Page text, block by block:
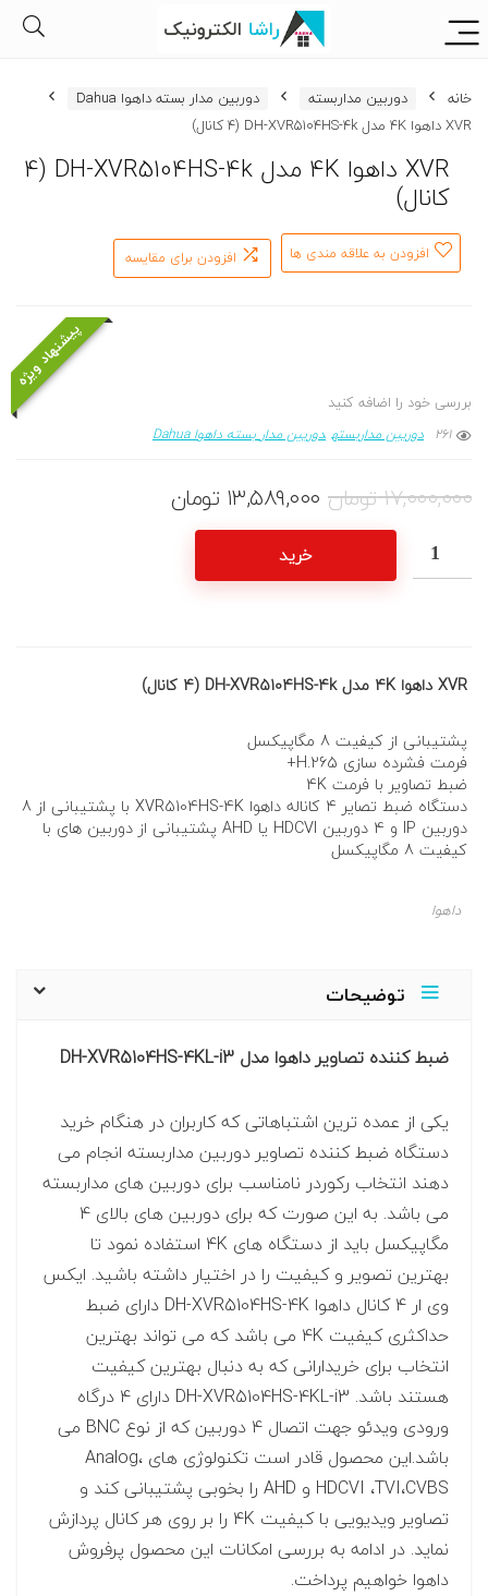
خانه دوربین مداربسته
دوربین مدار بسته داهوا Dahua
XVR داهوا 4K مدل DH-XVR5104HS-4k (4 کانال)
XVR داهوا 4K مدل DH-XVR5104HS-4k (4
کانال)
افزودن به علاقه مندی ها افزودن برای مقایسه
پیشنهاد ویژه
بررسی خود را اضافه کنید
261 دوربین مداربسته دوربین مدار بسته داهوا Dahua
۱۷,۰۰۰,۰۰۰تومان ۱۳,۵۸۹,۰۰۰ تومان
خرید
XVR داهوا 4K مدل DH-XVR5104HS-4k (4 کانال)
پشتیبانی از کیفیت 8 مگاپیکسل
فرمت فشرده سازی H.265+
ضبط تصاویر با فرمت 4K
دستگاه ضبط تصایر 4 کاناله داهوا XVR5104HS-4K با پشتیبانی از 8
دوربین IP و 4 دوربین HDCVI یا AHD پشتیبانی از دوربین های با
کیفیت 8 مگاپیکسل
داهوا
توضیحات
ضبط کننده تصاویر داهوا مدل DH-XVR5104HS-4KL-i3
یکی از عمده ترین اشتباهاتی که کاربران در هنگام خرید
دستگاه ضبط کننده تصاویر دوربین مداربسته انجام می
دهند انتخاب رکوردر نامناسب برای دوربین های مداربسته
می باشد. به این صورت که برای دوربین های بالای 4
مگاپیکسل باید از دستگاه های 4K استفاده نمود تا
بهترین تصویر و کیفیت را در اختیار داشته باشید. ایکس
وی ار 4 کانال داهوا DH-XVR5104HS-4K دارای ضبط
حداکثری کیفیت 4K می باشد که می تواند بهترین
انتخاب برای خریدارانی که به دنبال بهترین کیفیت
هستند باشد. DH-XVR5104HS-4KL-i3 دارای 4 درگاه
ورودی ویدئو جهت اتصال 4 دوربین که از نوع BNC می
باشد.این محصول قادر است تکنولوژی های Analog،
HDCVI ،TVI،CVBS و AHD را بخوبی پشتیبانی کند و
تصاویر ویدیویی با کیفیت 4K را بر روی هر کانال پردازش
نماید. در ادامه به بررسی امکانات این محصول پرفروش
داهوا خواهیم پرداخت.